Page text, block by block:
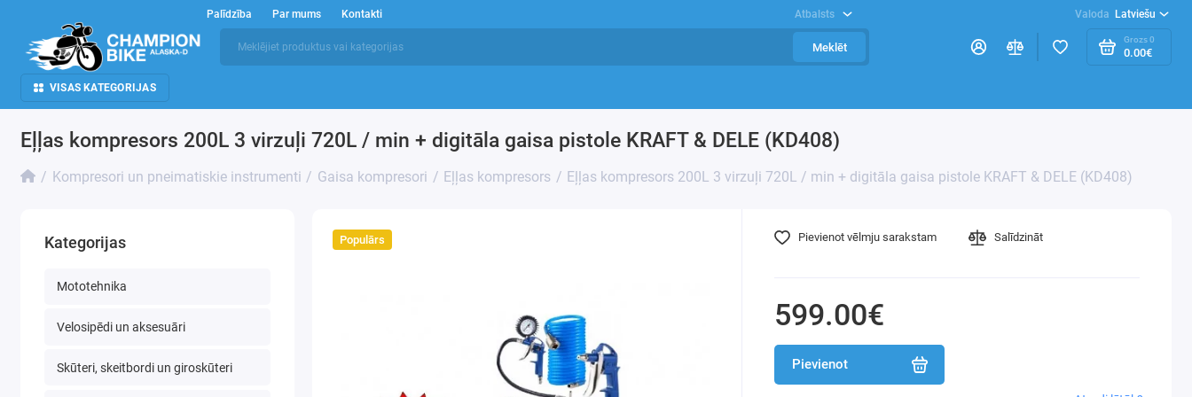
Palīdzība Par mums Kontakti Atbalsts Valoda Latviešu
Meklēt
Grozs0
0.00€
VISAS KATEGORIJAS
Eļļas kompresors 200L 3 virzuļi 720L / min + digitāla gaisa pistole KRAFT & DELE (KD408)
Kompresori un pneimatiskie instrumenti Gaisa kompresori Eļļas kompresors Eļļas kompresors 200L 3 virzuļi 720L / min + digitāla gaisa pistole KRAFT & DELE (KD408)
Kategorijas
Mototehnika
Velosipēdi un aksesuāri
Skūteri, skeitbordi un giroskūteri
Populārs
599.00€
Pievienot
Pievienot vēlmju sarakstam Salīdzināt